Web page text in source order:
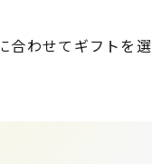
合わせてギフトを